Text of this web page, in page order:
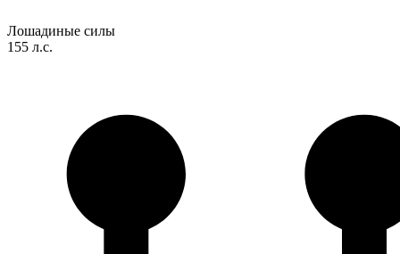
Лошадиные силы
155 л.с.